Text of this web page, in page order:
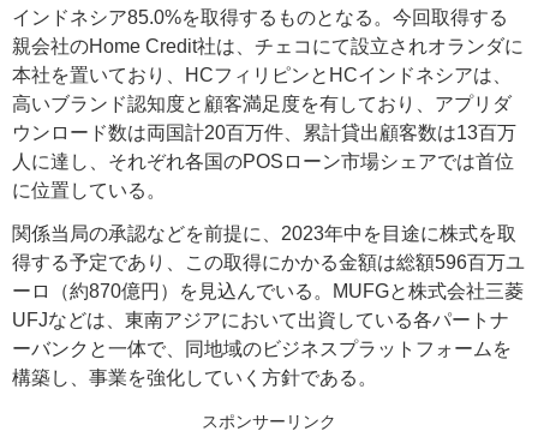
インドネシア85.0%を取得するものとなる。今回取得する
親会社のHome Credit社は、チェコにて設立されオランダに
本社を置いており、HCフィリピンとHCインドネシアは、
高いブランド認知度と顧客満足度を有しており、アプリダ
ウンロード数は両国計20百万件、累計貸出顧客数は13百万
人に達し、それぞれ各国のPOSローン市場シェアでは首位
に位置している。
関係当局の承認などを前提に、2023年中を目途に株式を取
得する予定であり、この取得にかかる金額は総額596百万ユ
ーロ（約870億円）を見込んでいる。MUFGと株式会社三菱
UFJなどは、東南アジアにおいて出資している各パートナ
ーバンクと一体で、同地域のビジネスプラットフォームを
構築し、事業を強化していく方針である。
スポンサーリンク